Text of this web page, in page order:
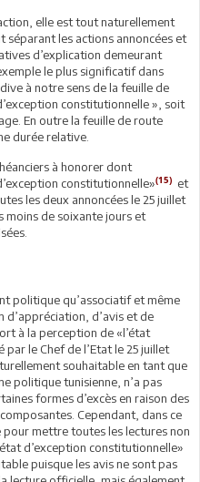
elle est tout naturellement
les actions annoncées et
d’explication demeurant
le plus significatif dans
à notre sens de la feuille de
constitutionnelle », soit
En outre la feuille de route
durée relative.
à honorer dont
constitutionnelle»(15)
et
les deux annoncées le 25 juillet
moins de soixante jours et
politique qu’associatif et même
d’avis et de
à la perception de «l’état
le Chef de l’Etat le 25 juillet
souhaitable en tant que
politique tunisienne, n’a pas
formes d’excès en raison des
Cependant, dans ce
pour mettre toutes les lectures non
d’exception constitutionnelle»
puisque les avis ne sont pas